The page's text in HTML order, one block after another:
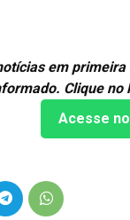
em
Clique
Acesse